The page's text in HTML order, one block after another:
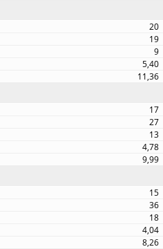
20
19
9
5,40
11,36
17
27
13
4,78
9,99
15
36
18
4,04
8,26